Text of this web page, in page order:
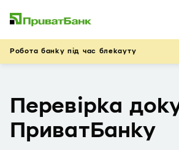
Робота банку під час блекауту
Перевірка
ПриватБанку